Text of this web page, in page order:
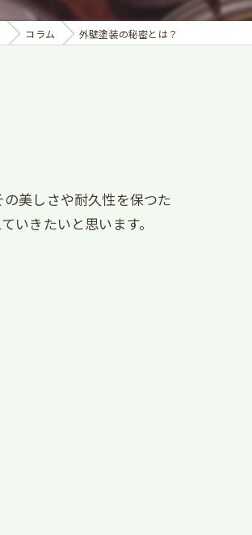
コラム 外壁塗装の秘密とは？
美しさや耐久性を保つた
いきたいと思います。